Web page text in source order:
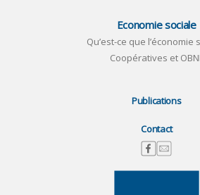
Economie sociale
Qu’est-ce que l’économie
Coopératives et
Publications
Contact